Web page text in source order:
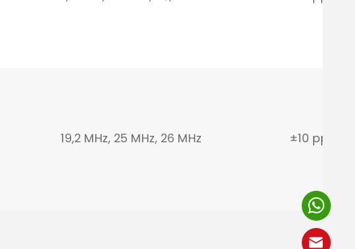
19,2 MHz, 25 MHz, 26 MHz ±10 ppm